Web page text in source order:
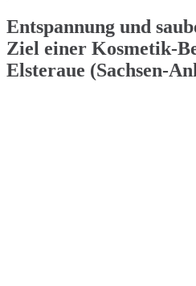
Entspannung und
Ziel einer Kosmetik-
Elsteraue (Sachsen-